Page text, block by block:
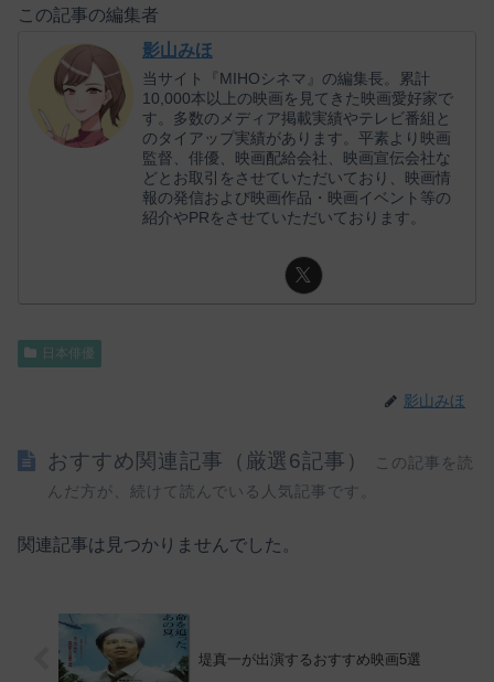
この記事の編集者
影山みほ
当サイト『MIHOシネマ』の編集長。累計
10,000本以上の映画を見てきた映画愛好家で
す。多数のメディア掲載実績やテレビ番組と
のタイアップ実績があります。平素より映画
監督、俳優、映画配給会社、映画宣伝会社な
どとお取引をさせていただいており、映画情
報の発信および映画作品・映画イベント等の
紹介やPRをさせていただいております。
日本俳優
影山みほ
おすすめ関連記事（厳選6記事）
この記事を読
んだ方が、続けて読んでいる人気記事です。
関連記事は見つかりませんでした。
堤真一が出演するおすすめ映画5選